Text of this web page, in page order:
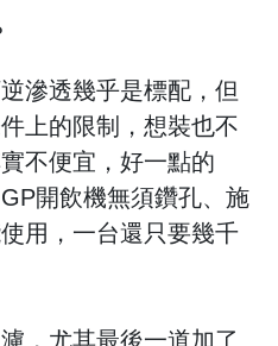
滲透幾乎是標配，但
上的限制，想裝也不
不便宜，好一點的
開飲機無須鑽孔、施
用，一台還只要幾千
，尤其最後一道加了